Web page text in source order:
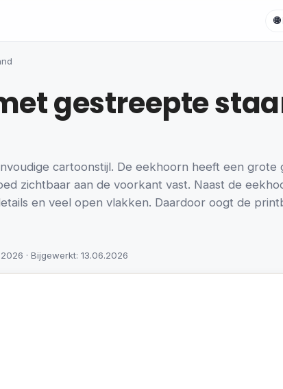
gestreepte
cartoonstijl. De eekhoorn heeft een grote
zichtbaar aan de voorkant vast. Naast de
en veel open vlakken. Daardoor oogt de
· Bijgewerkt: 13.06.2026